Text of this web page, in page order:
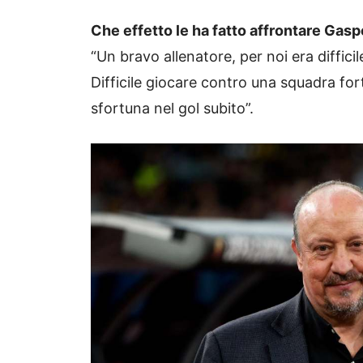
Che effetto le ha fatto affrontare
“Un bravo allenatore, per noi era
Difficile giocare contro una squadra
sfortuna nel gol subito”.